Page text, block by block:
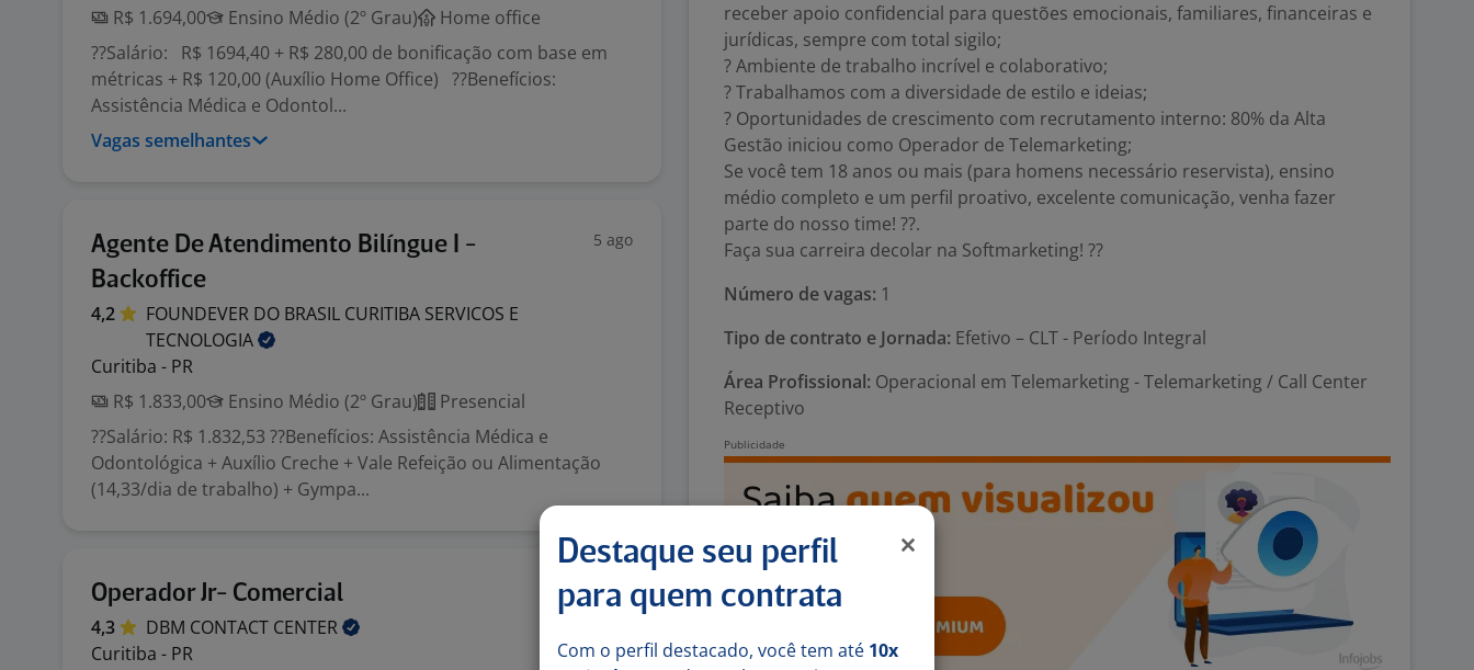
R$ 1.694,00
Ensino Médio (2º Grau)
Home office
??Salário: R$ 1694,40 + R$ 280,00 de bonificação com base em
métricas + R$ 120,00 (Auxílio Home Office) ??Benefícios:
Assistência Médica e Odontol...
Vagas semelhantes
Agente De Atendimento Bilíngue I -
Backoffice
5 ago
4,2
FOUNDEVER DO BRASIL CURITIBA SERVICOS E
TECNOLOGIA
Curitiba - PR
R$ 1.833,00
Ensino Médio (2º Grau)
Presencial
??Salário: R$ 1.832,53 ??Benefícios: Assistência Médica e
Odontológica + Auxílio Creche + Vale Refeição ou Alimentação
(14,33/dia de trabalho) + Gympa...
Operador Jr- Comercial 5 ago
4,3 DBM CONTACT CENTER
Curitiba - PR
receber apoio confidencial para questões emocionais, familiares, financeiras e
jurídicas, sempre com total sigilo;
? Ambiente de trabalho incrível e colaborativo;
? Trabalhamos com a diversidade de estilo e ideias;
? Oportunidades de crescimento com recrutamento interno: 80% da Alta
Gestão iniciou como Operador de Telemarketing;
Se você tem 18 anos ou mais (para homens necessário reservista), ensino
médio completo e um perfil proativo, excelente comunicação, venha fazer
parte do nosso time! ??.
Faça sua carreira decolar na Softmarketing! ??
Número de vagas: 1
Tipo de contrato e Jornada: Efetivo – CLT - Período Integral
Área Profissional: Operacional em Telemarketing - Telemarketing / Call Center
Receptivo
Destaque seu perfil
para quem contrata
Com o perfil destacado, você tem até 10x